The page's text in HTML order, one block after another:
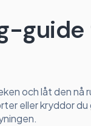
guide
och låt den nå
eller kryddor